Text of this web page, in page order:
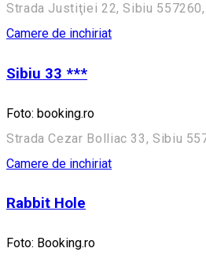
Strada Justiţiei 22, Sibiu 557260,
Camere de inchiriat
Sibiu 33 ***
Foto: booking.ro
Strada Cezar Bolliac 33, Sibiu
Camere de inchiriat
Rabbit Hole
Foto: Booking.ro